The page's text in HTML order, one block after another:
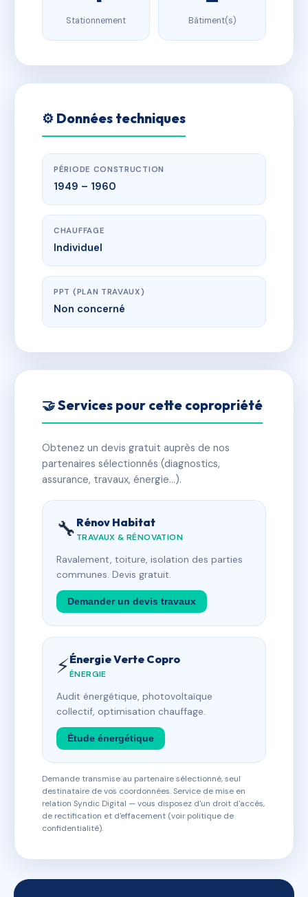
Stationnement Bâtiment(s)
⚙️ Données techniques
PÉRIODE CONSTRUCTION
1949 – 1960
CHAUFFAGE
Individuel
PPT (PLAN TRAVAUX)
Non concerné
🤝 Services pour cette copropriété
Obtenez un devis gratuit auprès de nos
partenaires sélectionnés (diagnostics,
assurance, travaux, énergie…).
🔧 Rénov Habitat
TRAVAUX & RÉNOVATION
Ravalement, toiture, isolation des parties
communes. Devis gratuit.
Demander un devis travaux
⚡Énergie Verte Copro
ÉNERGIE
Audit énergétique, photovoltaïque
collectif, optimisation chauffage.
Étude énergétique
Demande transmise au partenaire sélectionné, seul
destinataire de vos coordonnées. Service de mise en
relation Syndic Digital — vous disposez d'un droit d'accès,
de rectification et d'effacement (voir politique de
confidentialité).